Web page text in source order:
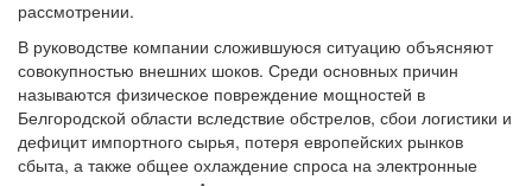
В руководстве компании сложившуюся ситуацию объясняют
совокупностью внешних шоков. Среди основных причин
называются физическое повреждение мощностей в
Белгородской области вследствие обстрелов, сбои логистики и
дефицит импортного сырья, потеря европейских рынков
сбыта, а также общее охлаждение спроса на электронные
компоненты в странах Азии.